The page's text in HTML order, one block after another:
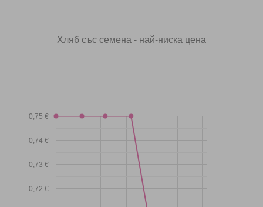
Хляб със семена - най-ниска цена
0,72 €
0,73 €
0,74 €
0,75 €